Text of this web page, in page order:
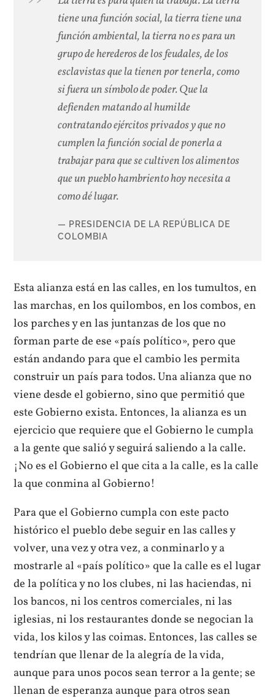
tiene una función social, la tierra tiene una
función ambiental, la tierra no es para un
grupo de herederos de los feudales, de los
esclavistas que la tienen por tenerla, como
si fuera un símbolo de poder. Que la
defienden matando al humilde
contratando ejércitos privados y que no
cumplen la función social de ponerla a
trabajar para que se cultiven los alimentos
que un pueblo hambriento hoy necesita a
como dé lugar.
PRESIDENCIA DE LA REPÚBLICA DE
COLOMBIA
Esta alianza está en las calles, en los tumultos, en
las marchas, en los quilombos, en los combos, en
los parches y en las juntanzas de los que no
forman parte de ese «país político», pero que
están andando para que el cambio les permita
construir un país para todos. Una alianza que no
viene desde el gobierno, sino que permitió que
este Gobierno exista. Entonces, la alianza es un
ejercicio que requiere que el Gobierno le cumpla
a la gente que salió y seguirá saliendo a la calle.
¡No es el Gobierno el que cita a la calle, es la calle
la que conmina al Gobierno!
Para que el Gobierno cumpla con este pacto
histórico el pueblo debe seguir en las calles y
volver, una vez y otra vez, a conminarlo y a
mostrarle al «país político» que la calle es el lugar
de la política y no los clubes, ni las haciendas, ni
los bancos, ni los centros comerciales, ni las
iglesias, ni los restaurantes donde se negocian la
vida, los kilos y las coimas. Entonces, las calles se
tendrían que llenar de la alegría de la vida,
aunque para unos pocos sean terror a la gente; se
llenan de esperanza aunque para otros sean